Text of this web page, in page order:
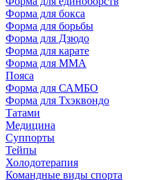
Форма для бокса
Форма для борьбы
Форма для Дзюдо
Форма для карате
Форма для MMA
Пояса
Форма для САМБО
Форма для Тхэквондо
Татами
Медицина
Суппорты
Тейпы
Холодотерапия
Командные виды спорта